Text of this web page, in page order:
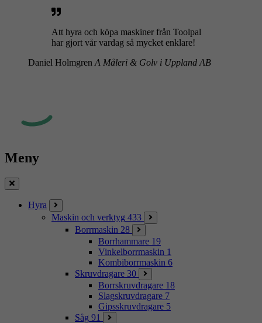
Att hyra och köpa maskiner från Toolpal
har gjort vår vardag så mycket enklare!
Daniel Holmgren A Måleri & Golv i Uppland AB
Meny
Stäng
Hyra
Maskin och verktyg 433
Borrmaskin 28
Borrhammare 19
Vinkelborrmaskin 1
Kombiborrmaskin 6
Skruvdragare 30
Borrskruvdragare 18
Slagskruvdragare 7
Gipsskruvdragare 5
Såg 91